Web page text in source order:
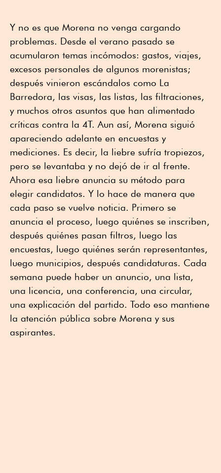
Y no es que Morena no venga cargando
problemas. Desde el verano pasado se
acumularon temas incómodos: gastos, viajes,
excesos personales de algunos morenistas;
después vinieron escándalos como La
Barredora, las visas, las listas, las filtraciones,
y muchos otros asuntos que han alimentado
críticas contra la 4T. Aun así, Morena siguió
apareciendo adelante en encuestas y
mediciones. Es decir, la liebre sufría tropiezos,
pero se levantaba y no dejó de ir al frente.
Ahora esa liebre anuncia su método para
elegir candidatos. Y lo hace de manera que
cada paso se vuelve noticia. Primero se
anuncia el proceso, luego quiénes se inscriben,
después quiénes pasan filtros, luego las
encuestas, luego quiénes serán representantes,
luego municipios, después candidaturas. Cada
semana puede haber un anuncio, una lista,
una licencia, una conferencia, una circular,
una explicación del partido. Todo eso mantiene
la atención pública sobre Morena y sus
aspirantes.